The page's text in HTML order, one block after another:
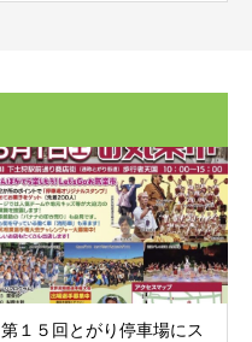
第１５回とがり停車場にス